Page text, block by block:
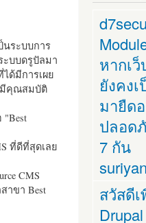
นระบบการ
ะบบดรูปัลมา
ด้มีการเผย
มีคุณสมบัติ
"Best
ที่ดีที่สุดเลย
CMS
าขา Best
หากเ
ยังคง
มายืด
ปลอด
7 กัน
สวัสดี